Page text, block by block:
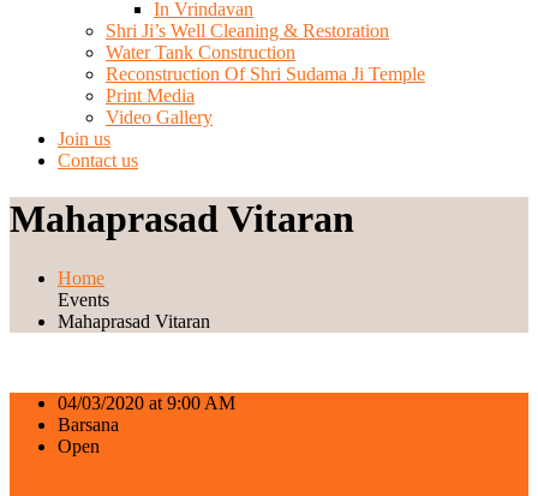
In Vrindavan
Shri Ji’s Well Cleaning & Restoration
Water Tank Construction
Reconstruction Of Shri Sudama Ji Temple
Print Media
Video Gallery
Join us
Contact us
Mahaprasad Vitaran
Home
Events
Mahaprasad Vitaran
04/03/2020 at 9:00 AM
Barsana
Open